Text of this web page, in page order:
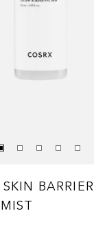
BARRIER